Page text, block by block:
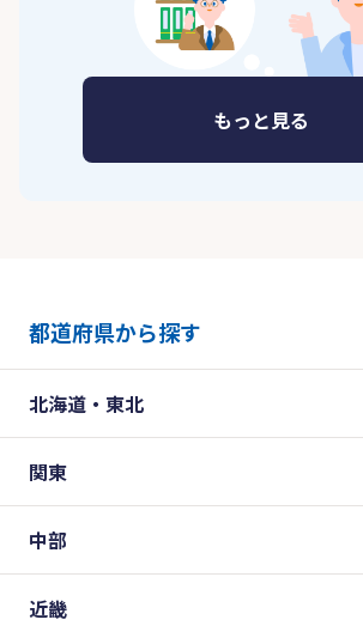
もっと見る
都道府県から探す
北海道・東北
関東
中部
近畿